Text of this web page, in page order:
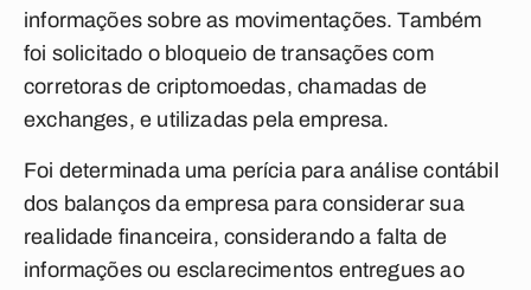
informações sobre as movimentações. Também
foi solicitado o bloqueio de transações com
corretoras de criptomoedas, chamadas de
exchanges, e utilizadas pela empresa.
Foi determinada uma perícia para análise contábil
dos balanços da empresa para considerar sua
realidade financeira, considerando a falta de
informações ou esclarecimentos entregues ao